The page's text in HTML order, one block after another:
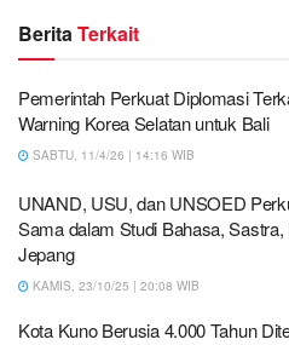
BeritaTerkait
Pemerintah Perkuat Diplomasi
Warning Korea Selatan untuk Bali
SABTU, 11/4/26 | 14:16 WIB
UNAND, USU, dan UNSOED
Sama dalam Studi Bahasa,
Jepang
KAMIS, 23/10/25 | 20:08 WIB
Kota Kuno Berusia 4.000 Tahun